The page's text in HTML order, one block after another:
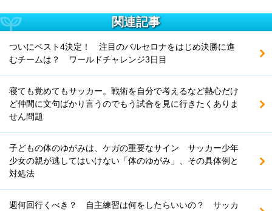
関連記事
ついにベスト4決定！ 注目のバルセロナをはじめ決勝に進
むチームは？ ワールドチャレンジ3日目
寝ても覚めてもサッカー。戦術を自分で考えるなど熱心だけ
ど仲間に文句ばかり言うのでもう試合を見に行きたくありま
せん問題
子どもの体のゆがみは、ケガの重要なサイン サッカー少年
少女の親が逃してはいけない「体のゆがみ」、その具体例と
対処法
週何回行くべき？ 自主練習は何をしたらいいの？ サッカ